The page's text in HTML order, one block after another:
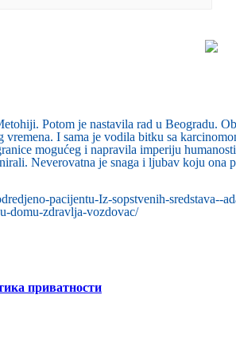
Potom je nastavila rad u Beogradu.
I sama je vodila bitku sa
mogućeg i napravila imperiju
Neverovatna je snaga i ljubav koju
pacijentu-Iz-sopstvenih-
domu-zdravlja-vozdovac/
приватности